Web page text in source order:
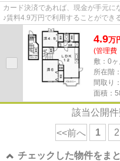
カード決済であれば、現金が手元に
♪賃料4.9万円で利用することができ
ネ・B♪本庄市エリアにある賃...
4.9万
(管理費
敷：0
所在階
間取り
面積：
該当公開件
<<前へ 1 2
チェックした物件をま